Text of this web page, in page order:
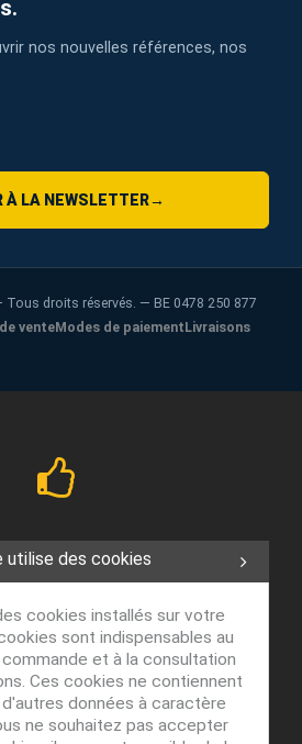
nos nouvelles références, nos
À LA NEWSLETTER→
Tous droits réservés. — BE 0478 250 877
venteModes de paiementLivraisons
utilise des cookies
cookies installés sur votre
sont indispensables au
et à la consultation
Ces cookies ne contiennent
données à caractère
ne souhaitez pas accepter